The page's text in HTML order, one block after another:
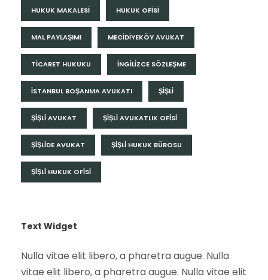
HUKUK MAKALESI HUKUK OFISI
MAL PAYLAŞIMI MECIDIYEKÖY AVUKAT
TICARET HUKUKU İNGILIZCE SÖZLEŞME
İSTANBUL BOŞANMA AVUKATI ŞIŞLI
ŞIŞLI AVUKAT ŞIŞLI AVUKATLIK OFISI
ŞIŞLIDE AVUKAT ŞIŞLI HUKUK BÜROSU
ŞIŞLI HUKUK OFISI
Text Widget
Nulla vitae elit libero, a pharetra augue. Nulla
vitae elit libero, a pharetra augue. Nulla vitae elit